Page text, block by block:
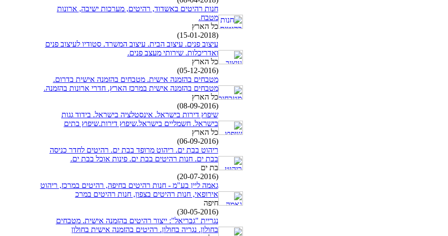
חנות רהיטים באשדוד, רהיטים, מערכות ישיבה, ארונות
מטבח.
כל הארץ
(15-01-2018)
עיצוב פנים. עיצוב הבית. עיצוב המשרד. סטודיו לעיצוב פנים
ואדריכלות. שירותי מעצב פנים.
כל הארץ
(05-12-2016)
מטבחים בהזמנה אישית. מטבחים בהזמנה אישית בדרום.
מטבחים בהזמנה אישית במרכז הארץ. חדרי ארונות בהזמנה.
כל הארץ
(08-09-2016)
שיפוץ דירות בישראל. אינסטלציה בישראל. בידוד גגות
בישראל. חשמליים בישראל.שיפוץ דירות.שיפוץ בתים
כל הארץ
(06-09-2016)
ריהוט בבת ים. ריהוט מרופד בבת ים. רהיטים לחדר כניסה
בבת ים. חנות רהיטים בבת ים. פינות אוכל בבת ים.
בת ים
(20-07-2016)
גאמה ליין בע"מ - חנות רהיטים בחיפה, רהיטים במרכז, ריהוט
אירופאי, חנות רהיטים בצפון, חנות רהיטים במרכ
חיפה
(30-05-2016)
נגריית "גבריאל": ייצור רהיטים בהזמנה אישית. מטבחים
בחולון. נגריה בחולון. רהיטים בהזמנה אישית בחולון